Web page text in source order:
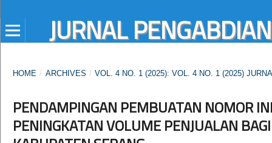
JURNAL
HOME / ARCHIVES / VOL. 4 NO. 1 (2025): VOL. 4 NO. 1 (2025)
PENDAMPINGAN PEMBUATAN NOMOR
PENINGKATAN VOLUME PENJUALAN